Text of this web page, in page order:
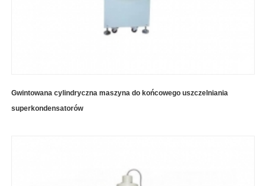
Gwintowana cylindryczna maszyna do końcowego uszczelniania
superkondensatorów